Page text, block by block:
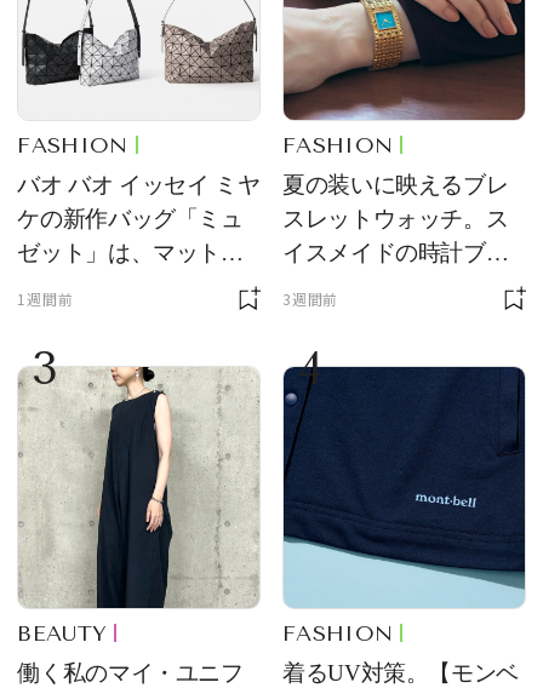
FASHION
バオ バオ イッセイ ミヤ
ケの新作バッグ「ミュ
ゼット」は、マットな
1週間前
FASHION
夏の装いに映えるブレ
スレットウォッチ。ス
イスメイドの時計ブラ
ンド【フレデリック・
をレビュー。【それい
け！ 良品ハンター】
3週間前
3
BEAUTY
働く私のマイ・ユニフ
4
FASHION
着るUV対策。【モンベ